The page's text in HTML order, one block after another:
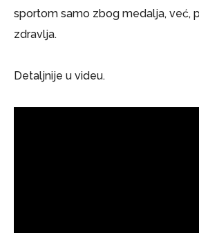
sportom samo zbog medalja, već,
zdravlja.
Detaljnije u videu.